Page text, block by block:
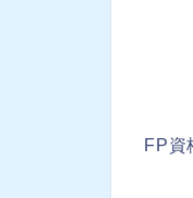
FP資